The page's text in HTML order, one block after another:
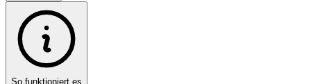
So funktioniert es